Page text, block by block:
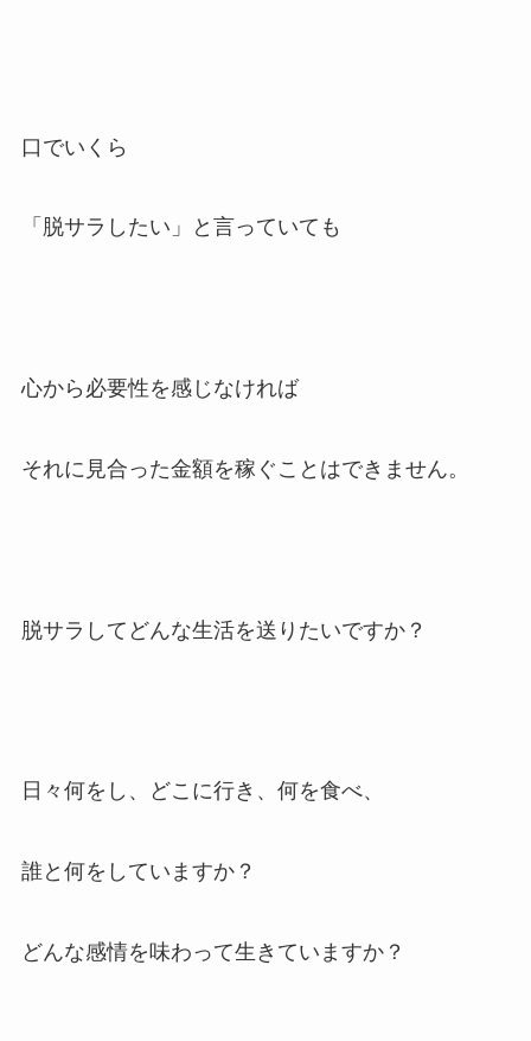
口でいくら
「脱サラしたい」と言っていても
心から必要性を感じなければ
それに見合った金額を稼ぐことはできません。
脱サラしてどんな生活を送りたいですか？
日々何をし、どこに行き、何を食べ、
誰と何をしていますか？
どんな感情を味わって生きていますか？